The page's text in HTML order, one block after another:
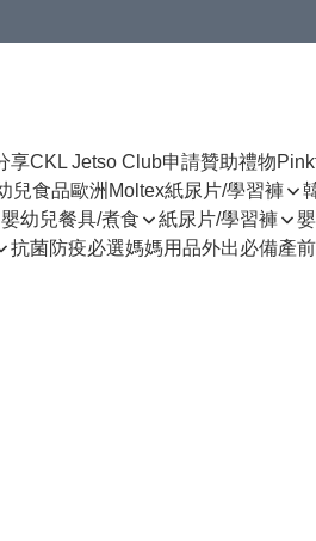
享CKL Jetso Club申請贊助禮物
兒食品歐洲Moltex紙尿片/學習褲
嬰幼兒餐具/煮食 紙尿片/學習褲
抗菌防疫必選媽媽用品外出必備產